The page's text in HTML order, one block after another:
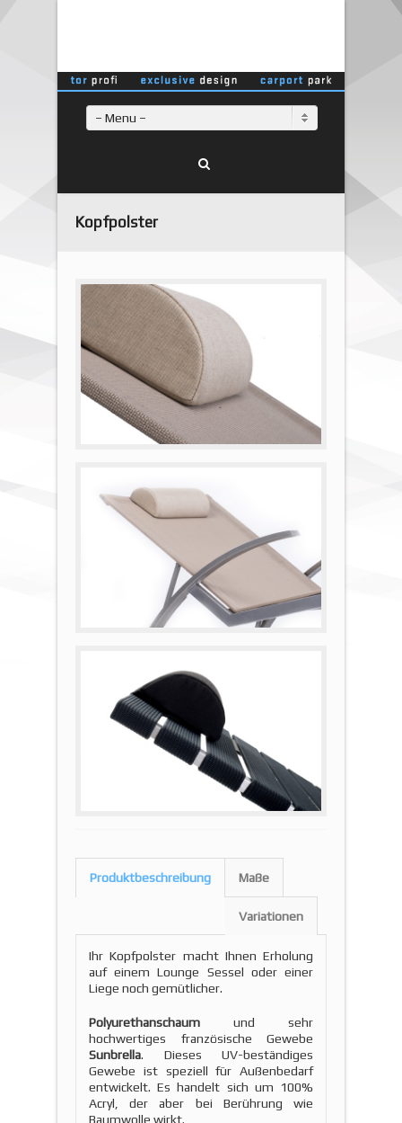
– Menu –
Kopfpolster
Produktbeschreibung Maße
Variationen
Ihr Kopfpolster macht Ihnen Erholung
auf einem Lounge Sessel oder einer
Liege noch gemütlicher.
Polyurethanschaum und sehr
hochwertiges französische Gewebe
Sunbrella. Dieses UV-beständiges
Gewebe ist speziell für Außenbedarf
entwickelt. Es handelt sich um 100%
Acryl, der aber bei Berührung wie
Baumwolle wirkt.